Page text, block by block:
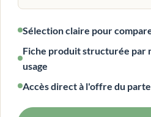
Sélection claire pour
Fiche produit structurée par
usage
Accès direct à l'offre du